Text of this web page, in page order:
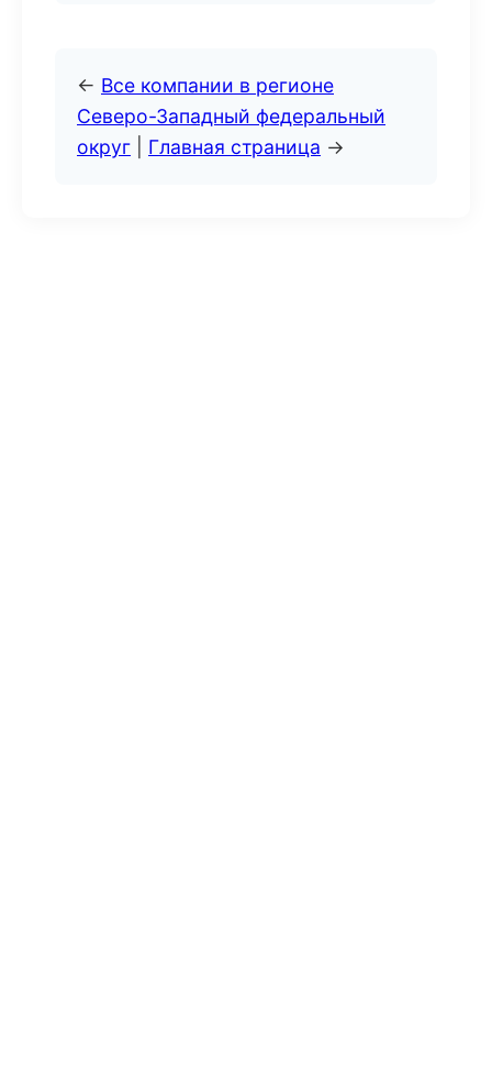
← Все компании в регионе
Северо-Западный федеральный
округ
Главная страница →